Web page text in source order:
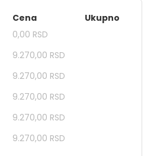
Cena
Ukupno
0,00 RSD
9.270,00 RSD
9.270,00 RSD
9.270,00 RSD
9.270,00 RSD
9.270,00 RSD